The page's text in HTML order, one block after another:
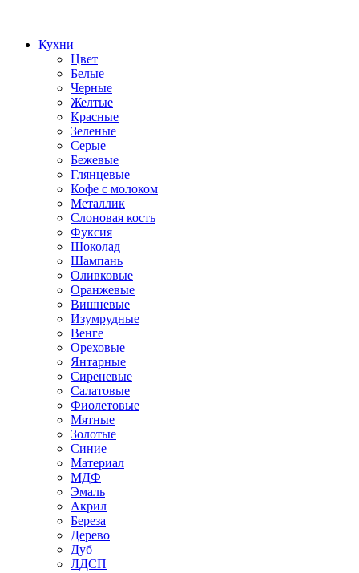
Кухни
Цвет
Белые
Черные
Желтые
Красные
Зеленые
Серые
Бежевые
Глянцевые
Кофе с молоком
Металлик
Слоновая кость
Фуксия
Шоколад
Шампань
Оливковые
Оранжевые
Вишневые
Изумрудные
Венге
Ореховые
Янтарные
Сиреневые
Салатовые
Фиолетовые
Мятные
Золотые
Синие
Материал
МДФ
Эмаль
Акрил
Береза
Дерево
Дуб
ЛДСП